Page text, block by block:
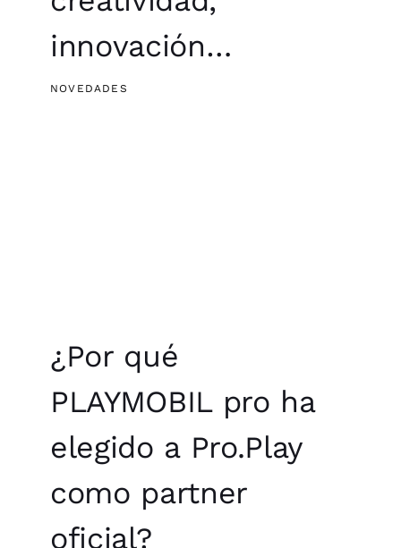
innovación…
NOVEDADES
¿Por qué
PLAYMOBIL pro ha
elegido a Pro.Play
como partner
oficial?